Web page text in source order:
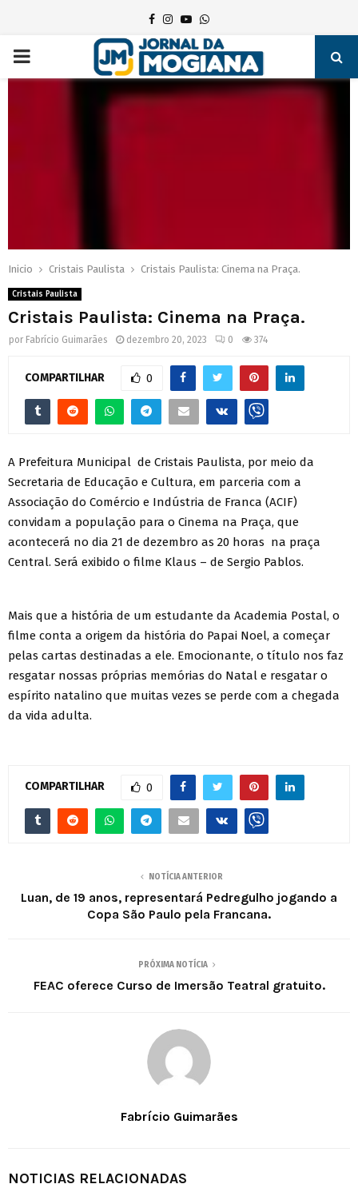
Facebook
Instagram
YoutubeWhatsapp
PRIMARY
Inicio Cristais Paulista Cristais Paulista: Cinema na Praça.
Cristais Paulista
Cristais Paulista: Cinema na Praça.
por Fabrício Guimarães dezembro 20, 2023 0 374
COMPARTILHAR 0
A Prefeitura Municipal de Cristais Paulista, por meio da
Secretaria de Educação e Cultura, em parceria com a
Associação do Comércio e Indústria de Franca (ACIF)
convidam a população para o Cinema na Praça, que
acontecerá no dia 21 de dezembro as 20 horas na praça
Central. Será exibido o filme Klaus – de Sergio Pablos.
Mais que a história de um estudante da Academia Postal, o
filme conta a origem da história do Papai Noel, a começar
pelas cartas destinadas a ele. Emocionante, o título nos faz
resgatar nossas próprias memórias do Natal e resgatar o
espírito natalino que muitas vezes se perde com a chegada
da vida adulta.
COMPARTILHAR 0
NOTÍCIA ANTERIOR
Luan, de 19 anos, representará Pedregulho jogando a
Copa São Paulo pela Francana.
PRÓXIMA NOTÍCIA
FEAC oferece Curso de Imersão Teatral gratuito.
Fabrício Guimarães
NOTICIAS RELACIONADAS